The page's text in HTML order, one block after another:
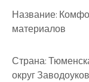
Название:
материалов
Страна:
округ